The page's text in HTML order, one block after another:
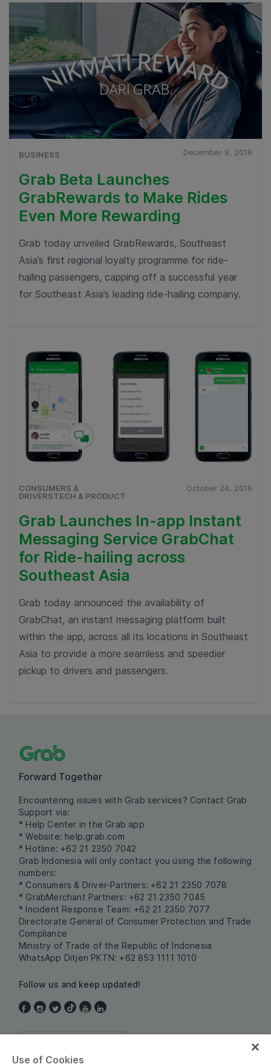
BUSINESS December 8, 2016
Grab Beta Launches
GrabRewards to Make Rides
Even More Rewarding
Grab today unveiled GrabRewards, Southeast
Asia’s first regional loyalty programme for ride-
hailing passengers, capping off a successful year
for Southeast Asia’s leading ride-hailing company.
CONSUMERS &
DRIVERSTECH & PRODUCT
October 24, 2016
Grab Launches In-app Instant
Messaging Service GrabChat
for Ride-hailing across
Southeast Asia
Grab today announced the availability of
GrabChat, an instant messaging platform built
within the app, across all its locations in Southeast
Asia to provide a more seamless and speedier
pickup to drivers and passengers.
Forward Together
Encountering issues with Grab services? Contact Grab
Support via:
* Help Center in the Grab app
* Website: help.grab.com
* Hotline: +62 21 2350 7042
Grab Indonesia will only contact you using the following
numbers:
* Consumers & Driver-Partners: +62 21 2350 7078
* GrabMerchant Partners: +62 21 2350 7045
* Incident Response Team: +62 21 2350 7077
Directorate General of Consumer Protection and Trade
Compliance
Ministry of Trade of the Republic of Indonesia
WhatsApp Ditjen PKTN: +62 853 1111 1010
Follow us and keep updated!
Use of Cookies